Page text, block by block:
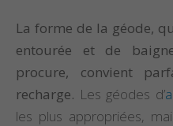
La forme de la géode,
entourée et de
procure, convient
recharge. Les géodes d’
les plus appropriées,